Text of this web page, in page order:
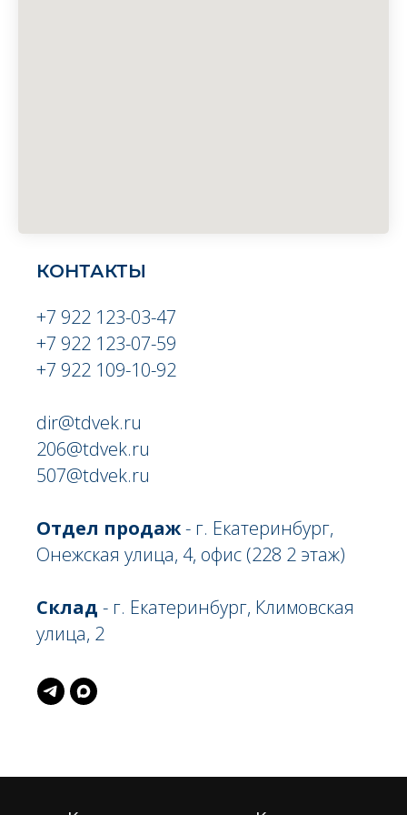
КОНТАКТЫ
+7 922 123-03-47
+7 922 123-07-59
+7 922 109-10-92
dir@tdvek.ru
206@tdvek.ru
507@tdvek.ru
Отдел продаж- г. Екатеринбург,
Онежская улица, 4, офис (228 2 этаж)
Склад - г. Екатеринбург, Климовская
улица, 2